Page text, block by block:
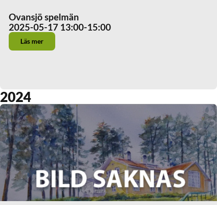
Ovansjö spelmän
2025-05-17 13:00-15:00
Läs mer
2024